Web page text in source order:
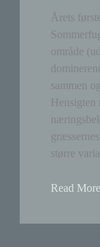
Årets
område
sammen
Hensigten
større
Grøn
Sydhavns
Read